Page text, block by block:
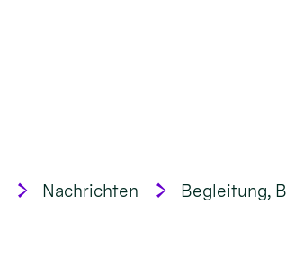
Nachrichten Begleitung,